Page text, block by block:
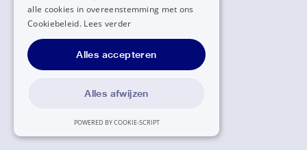
alle cookies in overeenstemming met ons
Cookiebeleid. Lees verder
Alles accepteren
Alles afwijzen
POWERED BY COOKIE-SCRIPT